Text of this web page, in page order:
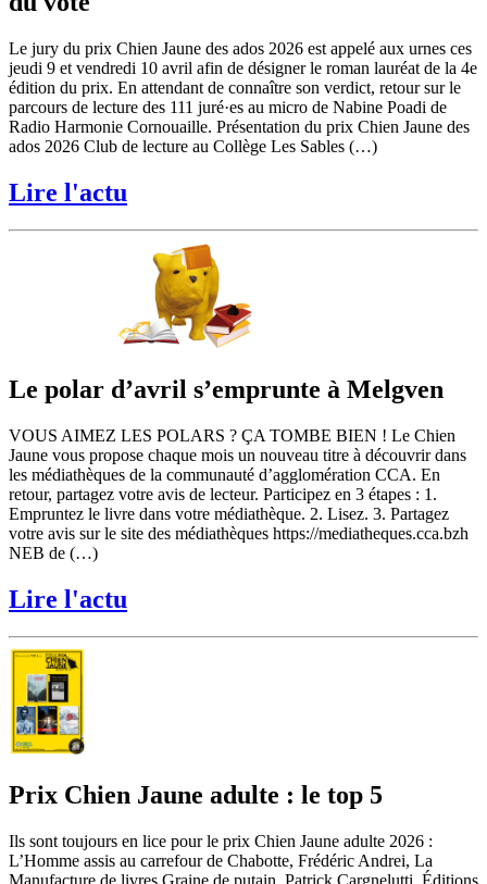
Le jury du prix Chien Jaune des ados 2026 est appelé aux urnes ces
jeudi 9 et vendredi 10 avril afin de désigner le roman lauréat de la 4e
édition du prix. En attendant de connaître son verdict, retour sur le
parcours de lecture des 111 juré·es au micro de Nabine Poadi de
Radio Harmonie Cornouaille. Présentation du prix Chien Jaune des
ados 2026 Club de lecture au Collège Les Sables (…)
Lire l'actu
Le polar d’avril s’emprunte à Melgven
VOUS AIMEZ LES POLARS ? ÇA TOMBE BIEN ! Le Chien
Jaune vous propose chaque mois un nouveau titre à découvrir dans
les médiathèques de la communauté d’agglomération CCA. En
retour, partagez votre avis de lecteur. Participez en 3 étapes : 1.
Empruntez le livre dans votre médiathèque. 2. Lisez. 3. Partagez
votre avis sur le site des médiathèques https://mediatheques.cca.bzh
NEB de (…)
Lire l'actu
Prix Chien Jaune adulte : le top 5
Ils sont toujours en lice pour le prix Chien Jaune adulte 2026 :
L’Homme assis au carrefour de Chabotte, Frédéric Andrei, La